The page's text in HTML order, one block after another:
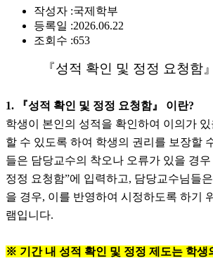
작성자 :국제학부
등록일 :2026.06.22
조회수 :653
『성적 확인 및 정정 요청함
1. 『성적 확인 및 정정 요청함』 이란?
학생이 본인의 성적을 확인하여 이의가 있
할 수 있도록 하여 학생의 권리를 보장할
들은 담당교수의 착오나 오류가 있을 경우
정정 요청함”에 입력하고, 담당교수님들
을 경우, 이를 반영하여 시정하도록 하기
램입니다.
※ 기간 내 성적 확인 및 정정 제도는 학생